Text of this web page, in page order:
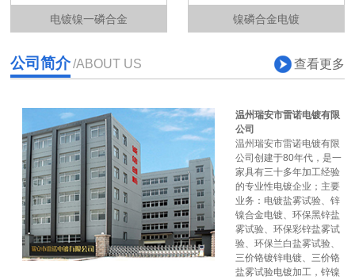
电镀镍一磷合金 镍磷合金电镀
公司简介/ABOUT US 查看更多
温州瑞安市雷诺电镀有限
公司
温州瑞安市雷诺电镀有限
公司创建于80年代，是一
家具有三十多年加工经验
的专业性电镀企业；主要
业务：电镀盐雾试验、锌
镍合金电镀、环保黑锌盐
雾试验、环保彩锌盐雾试
验、环保兰白盐雾试验、
三价铬镀锌电镀、三价铬
盐雾试验电镀加工，锌镍